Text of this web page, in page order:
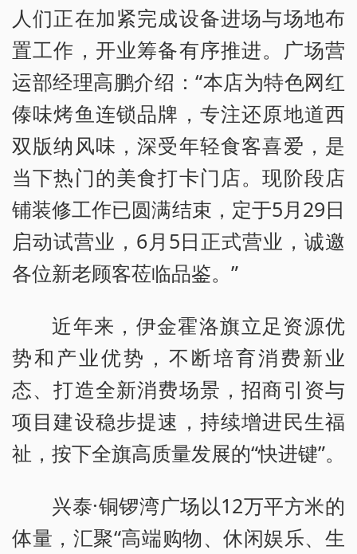
人们正在加紧完成设备进场与场地布
置工作，开业筹备有序推进。广场营
运部经理高鹏介绍：“本店为特色网红
傣味烤鱼连锁品牌，专注还原地道西
双版纳风味，深受年轻食客喜爱，是
当下热门的美食打卡门店。现阶段店
铺装修工作已圆满结束，定于5月29日
启动试营业，6月5日正式营业，诚邀
各位新老顾客莅临品鉴。”
近年来，伊金霍洛旗立足资源优
势和产业优势，不断培育消费新业
态、打造全新消费场景，招商引资与
项目建设稳步提速，持续增进民生福
祉，按下全旗高质量发展的“快进键”。
兴泰·铜锣湾广场以12万平方米的
体量，汇聚“高端购物、休闲娱乐、生